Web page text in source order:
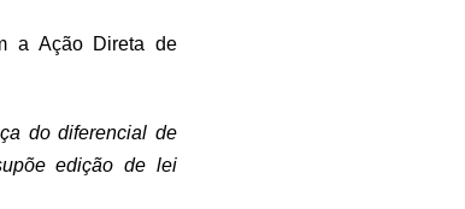
a Ação Direta de
do diferencial de
edição de lei